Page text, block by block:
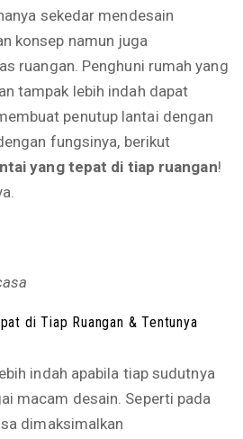
sekedar mendesain
konsep namun juga
ruangan. Penghuni rumah yang
tampak lebih indah dapat
penutup lantai dengan
fungsinya, berikut
yang tepat di tiap ruangan!
di Tiap Ruangan & Tentunya
indah apabila tiap sudutnya
macam desain. Seperti pada
dimaksimalkan